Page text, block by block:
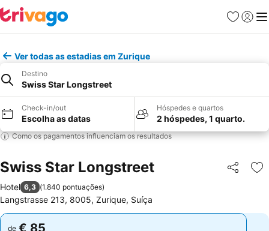
Favoritos
Iniciar
Ver todas as estadias em Zurique
Destino
Swiss Star Longstreet
Check-in/out
Escolha as datas
Hóspedes e quartos
2 hóspedes, 1 quarto.
Como os pagamentos influenciam os resultados
Swiss Star Longstreet Partilhar
Hotel 6,3 (1.840 pontuações)
Langstrasse 213, 8005, Zurique, Suíça
de € 85
de € 85